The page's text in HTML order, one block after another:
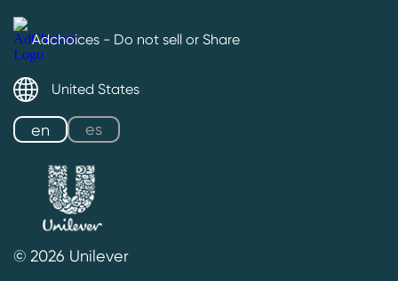
Adchoices - Do not sell or Share
United States
en es
© 2026 Unilever